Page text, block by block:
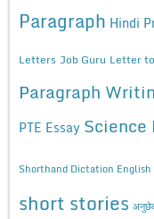
Paragraph Hindi
Letters Job Guru Letter
Paragraph
PTE Essay Science
Shorthand Dictation
short stories